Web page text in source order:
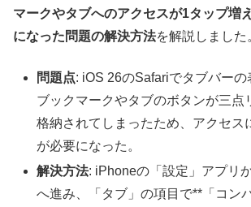
マークやタブへのアクセスが1タップ増
になった問題の解決方法を解説しました
問題点: iOS 26のSafariでタブバーの
ブックマークやタブのボタンが三点
格納されてしまったため、アクセス
が必要になった。
解決方法: iPhoneの「設定」アプリ
へ進み、「タブ」の項目で**「コン